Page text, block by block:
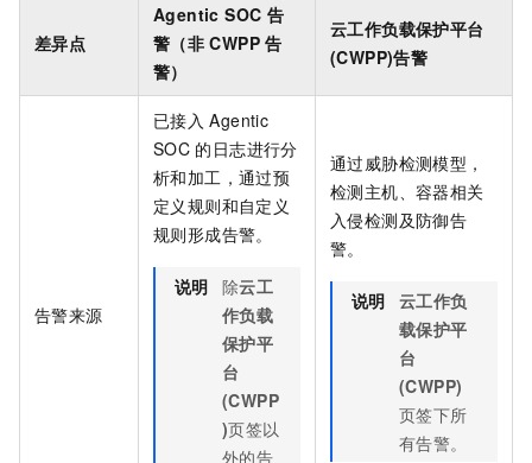
差异点
Agentic SOC 告
警（非 CWPP 告
警）
云工作负载保护平台
(CWPP)告警
告警来源
已接入 Agentic
SOC 的日志进行分
析和加工，通过预
定义规则和自定义
规则形成告警。
说明 除云工
作负载
保护平
台
(CWPP
)页签以
外的告
通过威胁检测模型，
检测主机、容器相关
入侵检测及防御告
警。
说明 云工作负
载保护平
台
(CWPP)
页签下所
有告警。